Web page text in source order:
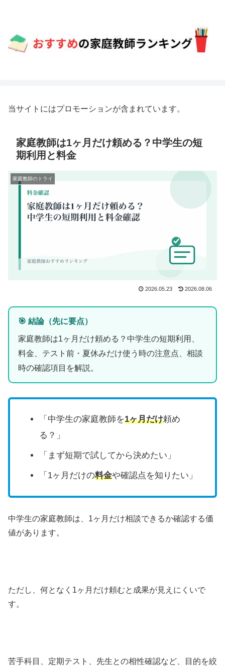
当サイトにはプロモーションが含まれています。
家庭教師は1ヶ月だけ頼める？中学生の短
期利用と料金
家庭教師のトライ
2026.05.23 2026.08.06
🎯 結論（先に要点）
家庭教師は1ヶ月だけ頼める？中学生の短期利用、
料金、テスト前・夏休みだけ使う時の注意点、相談
時の確認項目を解説。
「中学生の家庭教師を1ヶ月だけ頼め
る？」
「まず短期で試してから決めたい」
「1ヶ月だけの料金や確認点を知りたい」
中学生の家庭教師は、1ヶ月だけ相談できるか確認する価
値があります。
ただし、何となく1ヶ月だけ頼むと成果が見えにくいで
す。
苦手科目、定期テスト、先生との相性確認など、目的を絞